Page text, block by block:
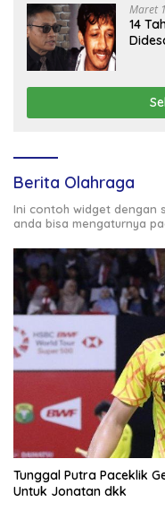
Maret
14
Berita Olahraga
Ini contoh widget dengan
anda bisa mengaturnya
Tunggal Putra Paceklik
Untuk Jonatan dkk